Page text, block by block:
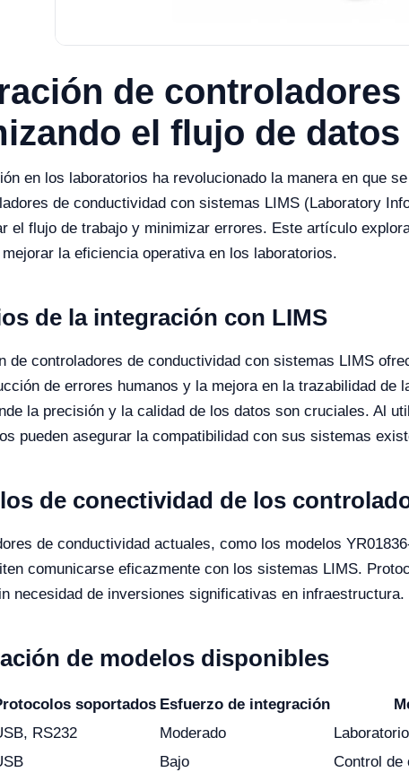
de
el flujo de datos
en los laboratorios ha revolucionado la manera en que
de conductividad con sistemas LIMS (Laboratory
el flujo de trabajo y minimizar errores. Este artículo
la eficiencia operativa en los laboratorios.
de la integración con LIMS
de controladores de conductividad con sistemas LIMS
de errores humanos y la mejora en la trazabilidad
la precisión y la calidad de los datos son cruciales. Al
pueden asegurar la compatibilidad con sus sistemas
de conectividad de los
de conductividad actuales, como los modelos
comunicarse eficazmente con los sistemas LIMS.
necesidad de inversiones significativas en infraestructura.
de modelos disponibles
soportados Esfuerzo de integración
RS232 Moderado
Bajo
Control de